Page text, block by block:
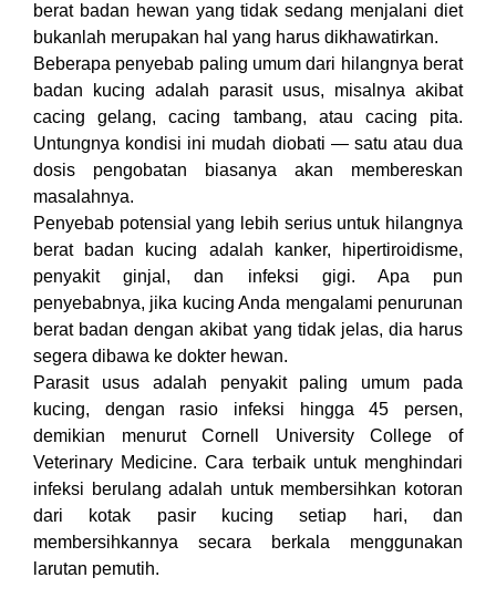
berat badan hewan yang tidak sedang menjalani diet
bukanlah merupakan hal yang harus dikhawatirkan.
Beberapa penyebab paling umum dari hilangnya berat
badan kucing adalah parasit usus, misalnya akibat
cacing gelang, cacing tambang, atau cacing pita.
Untungnya kondisi ini mudah diobati — satu atau dua
dosis pengobatan biasanya akan membereskan
masalahnya.
Penyebab potensial yang lebih serius untuk hilangnya
berat badan kucing adalah kanker, hipertiroidisme,
penyakit ginjal, dan infeksi gigi. Apa pun
penyebabnya, jika kucing Anda mengalami penurunan
berat badan dengan akibat yang tidak jelas, dia harus
segera dibawa ke dokter hewan.
Parasit usus adalah penyakit paling umum pada
kucing, dengan rasio infeksi hingga 45 persen,
demikian menurut Cornell University College of
Veterinary Medicine. Cara terbaik untuk menghindari
infeksi berulang adalah untuk membersihkan kotoran
dari kotak pasir kucing setiap hari, dan
membersihkannya secara berkala menggunakan
larutan pemutih.